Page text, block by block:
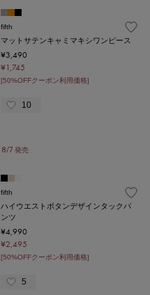
fifth
マットサテンキャミマキシワンピース
¥3,490
¥1,745
[50%OFFクーポン利用価格]
10
8/7 発売
fifth
ハイウエストボタンデザインタックパ
ンツ
¥4,990
¥2,495
[50%OFFクーポン利用価格]
5